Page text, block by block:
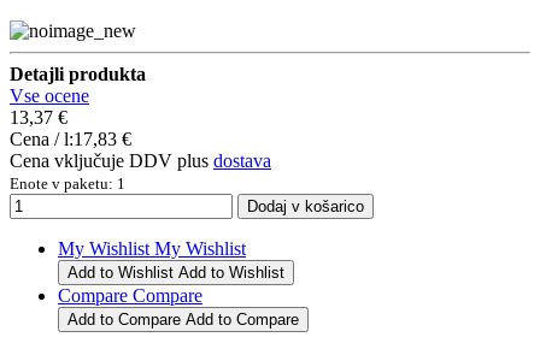
Detajli produkta
Vse ocene
13,37 €
Cena / l:17,83 €
Cena vključuje DDV plus dostava
Enote v paketu: 1
My Wishlist My Wishlist
Add to Wishlist Add to Wishlist
Compare Compare
Add to Compare Add to Compare